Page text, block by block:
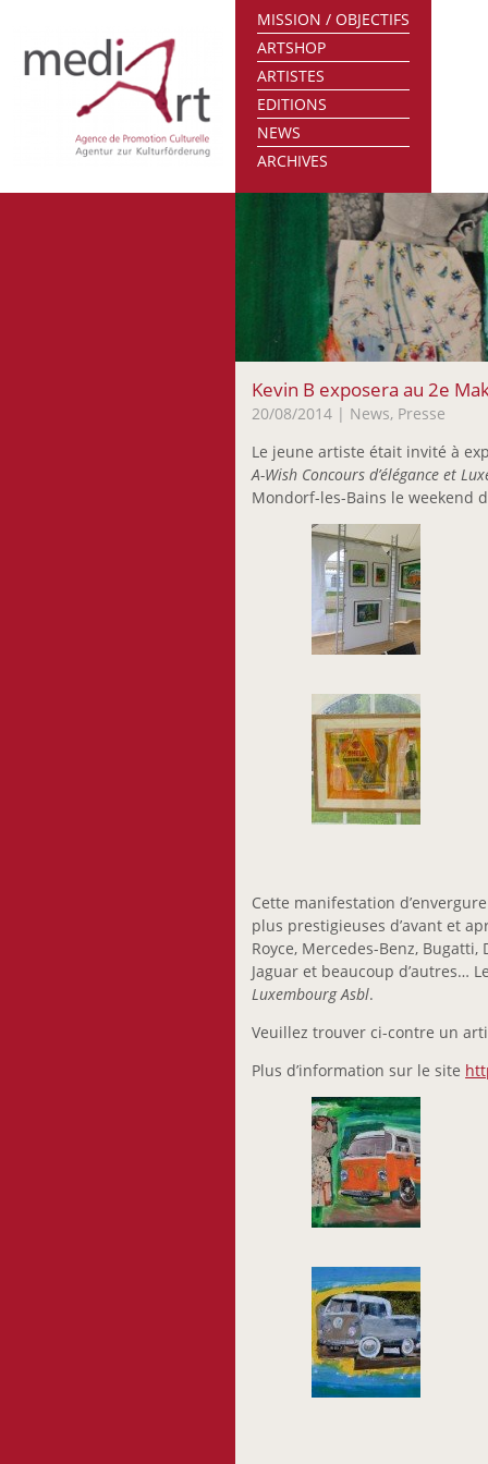
MISSION / OBJECTIFS
ARTSHOP
ARTISTES
EDITIONS
NEWS
ARCHIVES
Kevin B exposera au 2e
20/08/2014 | News, Presse
Le jeune artiste était invité à
A-Wish Concours d’élégance et
Mondorf-les-Bains le weekend
Cette manifestation
plus prestigieuses d’avant et
Royce, Mercedes-Benz, Bugatti,
Jaguar et beaucoup d’autres…
Luxembourg Asbl.
Veuillez trouver ci-contre un
Plus d’information sur le site